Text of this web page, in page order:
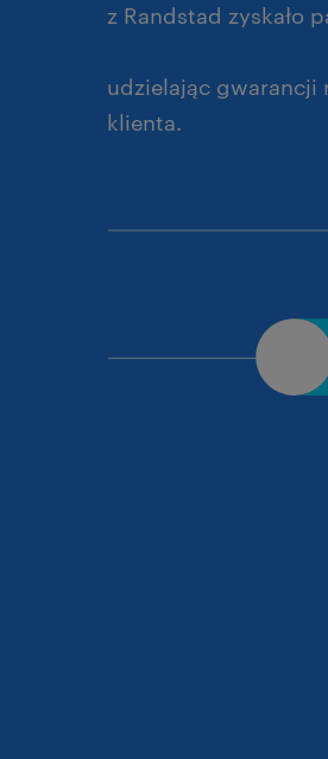
z Randstad zyskało
udzielając gwarancji
klienta.